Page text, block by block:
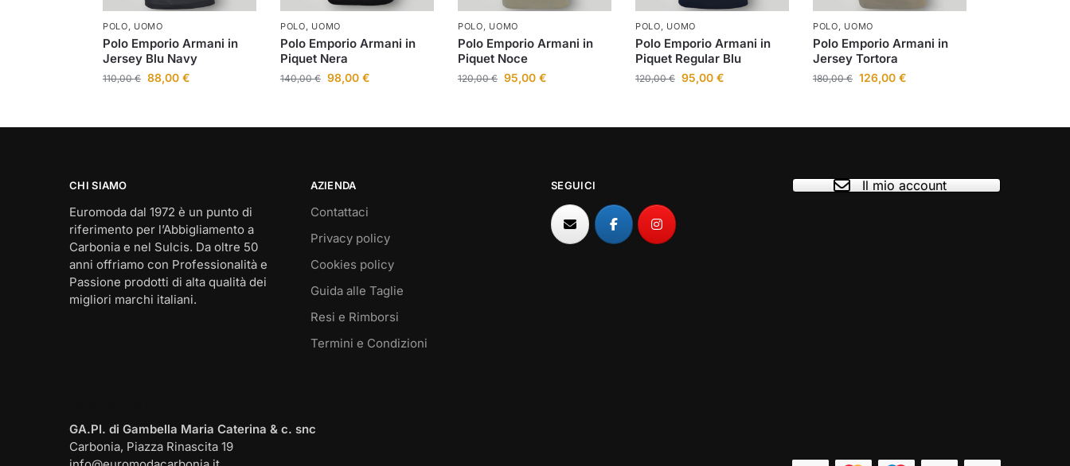
POLO, UOMO
Polo Emporio Armani in
Jersey Blu Navy
110,00€ 88,00 €
POLO, UOMO
Polo Emporio Armani in
Piquet Nera
140,00€ 98,00 €
POLO, UOMO
Polo Emporio Armani in
Piquet Noce
120,00€ 95,00 €
POLO, UOMO
Polo Emporio Armani in
Piquet Regular Blu
120,00€ 95,00 €
POLO, UOMO
Polo Emporio Armani in
Jersey Tortora
180,00€ 126,00 €
CHI SIAMO
Euromoda dal 1972 è un punto di
riferimento per l’Abbigliamento a
Carbonia e nel Sulcis. Da oltre 50
anni offriamo con Professionalità e
Passione prodotti di alta qualità dei
migliori marchi italiani.
AZIENDA
Contattaci
Privacy policy
Cookies policy
Guida alle Taglie
Resi e Rimborsi
Termini e Condizioni
SEGUICI Il mio account
GA.PI. di Gambella Maria Caterina & c. snc
Carbonia, Piazza Rinascita 19